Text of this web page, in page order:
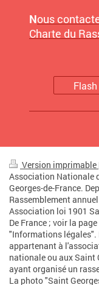
Nous
Charte du
Version imprimable
Association Nationale
Georges-de-France.
Rassemblement
Association loi 1901
De France ; voir la page
"Informations légales".
appartenant à
nationale ou aux Saint
ayant organisé un
La photo "Saint